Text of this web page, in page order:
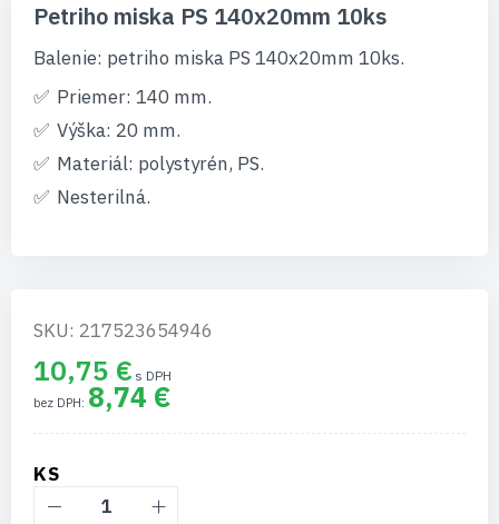
začiatok
galérie
obrázkov
Petriho miska PS 140x20mm 10ks
Balenie: petriho miska PS 140x20mm 10ks.
Priemer: 140 mm.
Výška: 20 mm.
Materiál: polystyrén, PS.
Nesterilná.
SKU: 217523654946
10,75 €
8,74 €
KS